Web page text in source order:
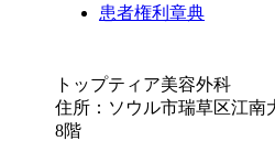
患者権利章典
トップティア美容外科
住所：ソウル市瑞草区江南
8階